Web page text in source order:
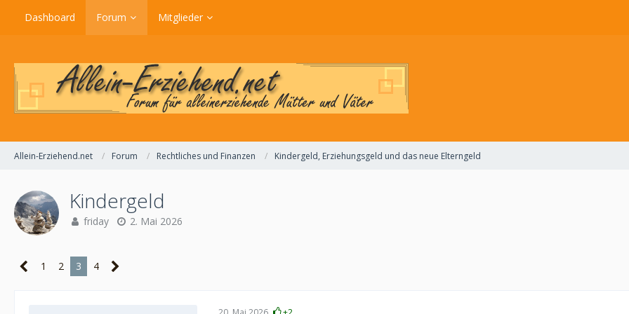
Dashboard Forum Mitglieder
Allein-Erziehend.net Forum Rechtliches und Finanzen Kindergeld, Erziehungsgeld und das neue Elterngeld
Kindergeld
friday 2. Mai 2026
1 2 3 4